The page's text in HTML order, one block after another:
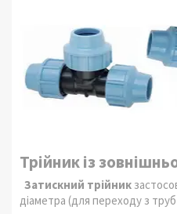
Трійник із
Затискний трійник
діаметра (для переходу з